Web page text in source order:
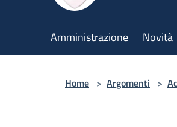
Amministrazione Novità
Home > Argomenti >